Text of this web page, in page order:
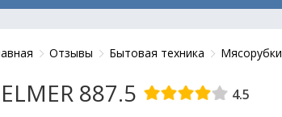
Отзывы Бытовая техника Мясорубки
887.5 4.5